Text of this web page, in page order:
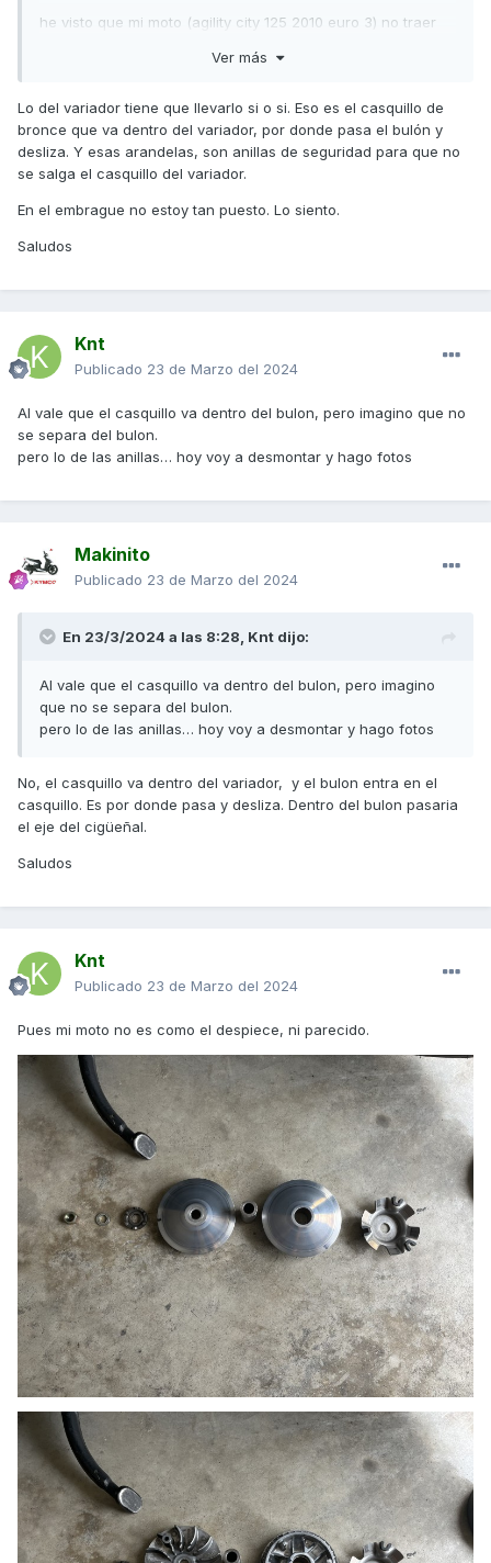
he visto que mi moto (agility city 125 2010 euro 3) no traer
Variador: 2 arandelas y un bulon.
con el muelle. (Yo solo tengo uno, no dos.
¿alguien que tenga el mismo modelo que yo puede decirme
gracias.
Ver más
Lo del variador tiene que llevarlo si o si. Eso es el casquillo de
bronce que va dentro del variador, por donde pasa el bulón y
desliza. Y esas arandelas, son anillas de seguridad para que no
se salga el casquillo del variador.
En el embrague no estoy tan puesto. Lo siento.
Saludos
Knt
Publicado 23 de Marzo del 2024
Al vale que el casquillo va dentro del bulon, pero imagino que no
se separa del bulon.
pero lo de las anillas… hoy voy a desmontar y hago fotos
Makinito
Publicado 23 de Marzo del 2024
En 23/3/2024 a las 8:28, Knt dijo:
Al vale que el casquillo va dentro del bulon, pero imagino
que no se separa del bulon.
pero lo de las anillas… hoy voy a desmontar y hago fotos
No, el casquillo va dentro del variador, y el bulon entra en el
casquillo. Es por donde pasa y desliza. Dentro del bulon pasaria
el eje del cigüeñal.
Saludos
Knt
Publicado 23 de Marzo del 2024
Pues mi moto no es como el despiece, ni parecido.